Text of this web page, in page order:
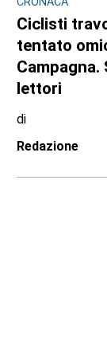
Ciclisti
tentato
lettori
di
Redazione